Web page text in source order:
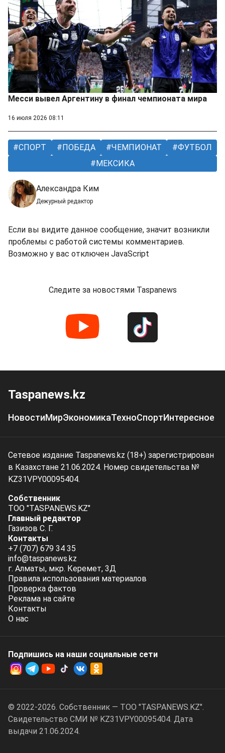
Месси вывел Аргентину в финал чемпионата мира
16 июля 2026 08:11
СПОРТ ПОБЕДА ЧЕМПИОНАТ
ФУТБОЛ
МЕКСИКА
Александра Ким
Дежурный редактор
Если вы видите данное сообщение, значит возникли
проблемы с работой системы комментариев.
Возможно у вас отключен JavaScript
Следите за новостями Taspanews
Taspanews.kz
НовостиМирЭкономикаТехноСпортИнтересное
Сетевое издание Taspanews.kz (18+) зарегистрирован
в Казахстане 21.06.2024. Номер свидетельства №
KZ31VPY00095404.
Собственник
ТОО "TASPANEWS.KZ"
Главный редактор
Газизов С. Г.
Контакты
+7 (707) 679 34 35
info@taspanews.kz
г. Алматы, мкр. Керемет, 3Д
Правила использования материалов
Проверка фактов
Реклама на сайте
Контакты
О нас
Подпишись на наши социальные cети
© 2022-2026. Собственник — ТОО "TASPANEWS.KZ".
Cвидетельство СМИ № KZ31VPY00095404. Дата
выдачи 21.06.2024.